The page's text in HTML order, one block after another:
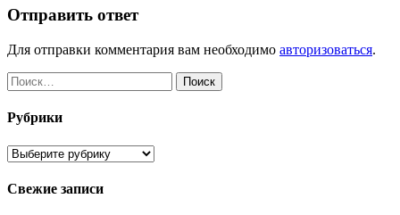
Отправить ответ
Для отправки комментария вам необходимо авторизоваться.
Найти:
Рубрики
Рубрики
Свежие записи